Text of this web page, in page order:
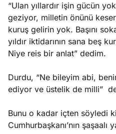
“Ulan yıllardır işin gücün
geziyor, milletin önünü
kuruş gelirin yok. Başını
yıldır iktidarının sana beş
Niye reis bir anlat” dedim.
Durdu, “Ne bileyim abi,
ediyor ve üstelik de milli”
Bunu o kadar içten söyledi
Cumhurbaşkanı’nın